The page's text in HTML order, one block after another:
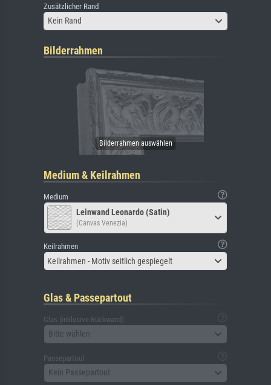
Zusätzlicher Rand
Kein Rand
Bilderrahmen
Medium & Keilrahmen
Medium
Leinwand Leonardo (Satin)
(Canvas Venezia)
Keilrahmen
Keilrahmen - Motiv seitlich gespiegelt
Glas & Passepartout
Glas (inklusive Rückwand)
Bitte wählen
Passepartout
Kein Passepartout